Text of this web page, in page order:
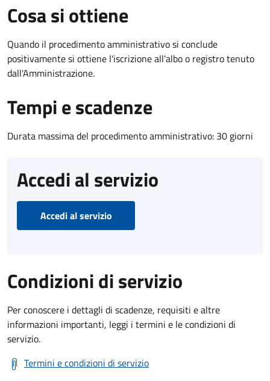
Cosa si ottiene
Quando il procedimento amministrativo si conclude
positivamente si ottiene l'iscrizione all'albo o registro tenuto
dall'Amministrazione.
Tempi e scadenze
Durata massima del procedimento amministrativo: 30 giorni
Accedi al servizio
Accedi al servizio
Condizioni di servizio
Per conoscere i dettagli di scadenze, requisiti e altre
informazioni importanti, leggi i termini e le condizioni di
servizio.
Termini e condizioni di servizio